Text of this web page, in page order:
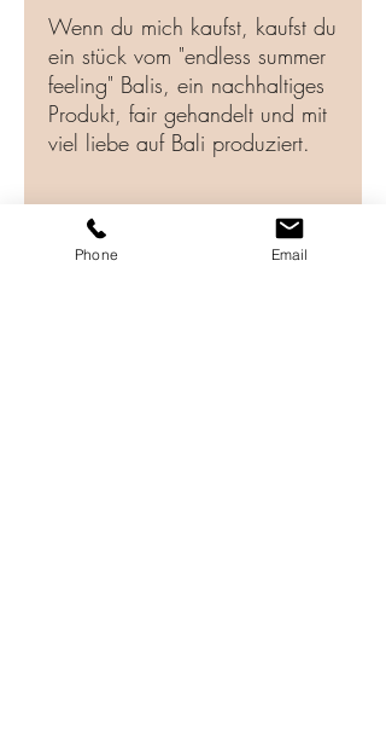
Wenn du mich kaufst, kaufst du
ein stück vom "endless summer
feeling" Balis, ein nachhaltiges
Produkt, fair gehandelt und mit
viel liebe auf Bali produziert.
Produktinfo
100% Baumwolle
Phone Email